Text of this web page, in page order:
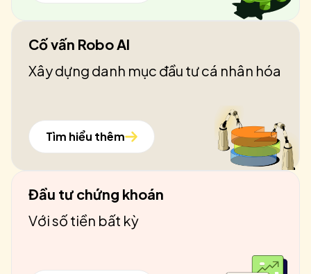
Cố vấn Robo AI
Xây dựng danh mục đầu tư cá nhân hóa
Tìm hiểu thêm
Đầu tư chứng khoán
Với số tiền bất kỳ